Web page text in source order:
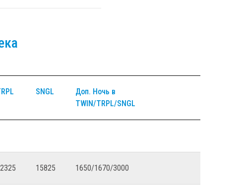
SNGL
Доп. Ночь в
TWIN/TRPL/SNGL
15825 1650/1670/3000